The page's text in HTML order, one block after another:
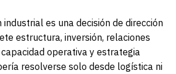
es una decisión de dirección
estructura, inversión, relaciones
operativa y estrategia
resolverse solo desde logística ni